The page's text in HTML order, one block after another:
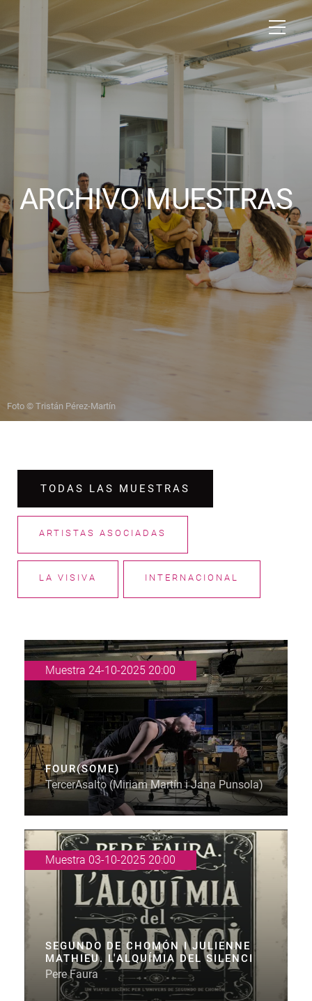
ARCHIVO MUESTRAS
Foto © Tristán Pérez-Martín
TODAS LAS MUESTRAS
ARTISTAS ASOCIADAS
LA VISIVA INTERNACIONAL
Muestra 24-10-2025 20:00
FOUR(SOME)
TercerAsalto (Miriam Martín i Jana Punsola)
Muestra 03-10-2025 20:00
SEGUNDO DE CHOMÓN I JULIENNE
MATHIEU. L'ALQUÍMIA DEL SILENCI
Pere Faura